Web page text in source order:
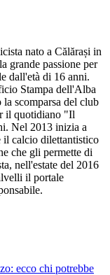
nato a Călărași in
grande passione per
dall'età di 16 anni.
Stampa dell'Alba
scomparsa del club
il quotidiano "Il
Nel 2013 inizia a
il calcio dilettantistico
che gli permette di
nell'estate del 2016
il portale